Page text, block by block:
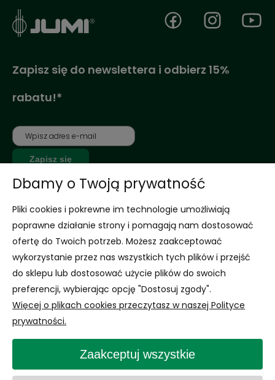
Zapisz się do newslettera i odbierz 15%
rabatu!*
Zapisz się
*Jednorazowy rabat dla nowo zarejestrowanych klientów na nieprzecenione
produkty
Wyrażam zgodę na otrzymywanie newslettera z inspiracjami,
nowościami i promocjami.
Rozwiń
Informacje
Obsługa Klienta
Dbamy o Twoją prywatność
Pliki cookies i pokrewne im technologie umożliwiają
poprawne działanie strony i pomagają nam dostosować
ofertę do Twoich potrzeb. Możesz zaakceptować
wykorzystanie przez nas wszystkich tych plików i przejść
do sklepu lub dostosować użycie plików do swoich
preferencji, wybierając opcję "Dostosuj zgody".
Więcej o plikach cookies przeczytasz w naszej Polityce
prywatności.
Zaakceptuj wszystkie